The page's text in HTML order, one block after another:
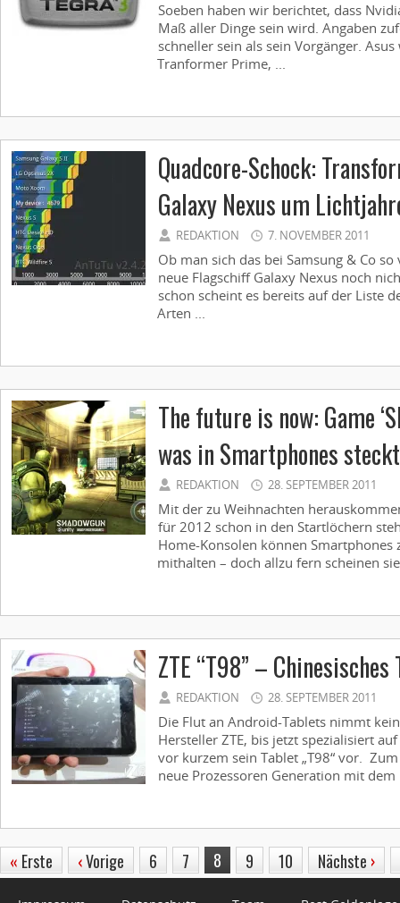
Soeben haben wir berichtet, dass
Maß aller Dinge sein wird. Angaben
schneller sein als sein Vorgänger.
Tranformer Prime, ...
Quadcore-Schock:
Galaxy Nexus um
REDAKTION 7. NOVEMBER 2011
Ob man sich das bei Samsung & Co
neue Flagschiff Galaxy Nexus noch
schon scheint es bereits auf der Liste
Arten ...
The future is now: Game
was in Smartphones steckt
REDAKTION 28. SEPTEMBER 2011
Mit der zu Weihnachten
für 2012 schon in den Startlöchern
Home-Konsolen können Smartphones
mithalten – doch allzu fern scheinen
ZTE “T98” –
REDAKTION 28. SEPTEMBER 2011
Die Flut an Android-Tablets nimmt
Hersteller ZTE, bis jetzt spezialisiert
vor kurzem sein Tablet „T98“ vor.
neue Prozessoren Generation mit dem
« Erste ‹Vorige 6 7 8 9 10 Nächste ›